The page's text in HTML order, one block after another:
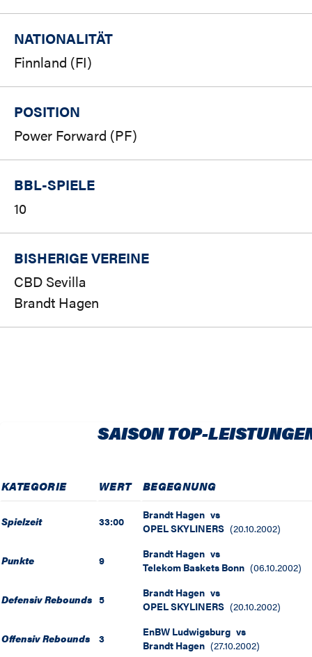
NATIONALITÄT
Finnland (FI)
POSITION
Power Forward (PF)
BBL-SPIELE
10
BISHERIGE VEREINE
CBD Sevilla
Brandt Hagen
SAISON TOP-
KATEGORIE WERT BEGEGNUNG
Spielzeit 33:00 Brandt Hagen vs
OPEL SKYLINERS (20.10.2002)
Punkte 9 Brandt Hagen vs
Telekom Baskets Bonn (06.10.2002)
Defensiv Rebounds 5 Brandt Hagen vs
OPEL SKYLINERS (20.10.2002)
Offensiv Rebounds 3 EnBW Ludwigsburg vs
Brandt Hagen (27.10.2002)